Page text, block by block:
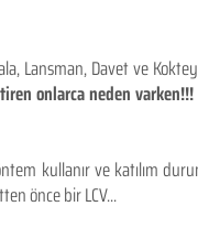
Lansman, Davet ve
onlarca neden
kullanır ve katılım
önce bir LCV...